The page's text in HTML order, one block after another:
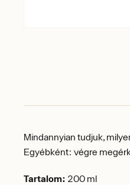
Mindannyian tudjuk,
Egyébként: végre
Tartalom: 200 ml